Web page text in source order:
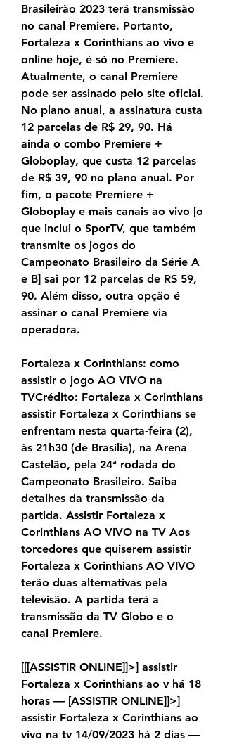
Brasileirão 2023 terá transmissão
no canal Premiere. Portanto,
Fortaleza x Corinthians ao vivo e
online hoje, é só no Premiere.
Atualmente, o canal Premiere
pode ser assinado pelo site oficial.
No plano anual, a assinatura custa
12 parcelas de R$ 29, 90. Há
ainda o combo Premiere +
Globoplay, que custa 12 parcelas
de R$ 39, 90 no plano anual. Por
fim, o pacote Premiere +
Globoplay e mais canais ao vivo [o
que inclui o SporTV, que também
transmite os jogos do
Campeonato Brasileiro da Série A
e B] sai por 12 parcelas de R$ 59,
90. Além disso, outra opção é
assinar o canal Premiere via
operadora.
Fortaleza x Corinthians: como
assistir o jogo AO VIVO na
TVCrédito: Fortaleza x Corinthians
assistir Fortaleza x Corinthians se
enfrentam nesta quarta-feira (2),
às 21h30 (de Brasília), na Arena
Castelão, pela 24ª rodada do
Campeonato Brasileiro. Saiba
detalhes da transmissão da
partida. Assistir Fortaleza x
Corinthians AO VIVO na TV Aos
torcedores que quiserem assistir
Fortaleza x Corinthians AO VIVO
terão duas alternativas pela
televisão. A partida terá a
transmissão da TV Globo e o
canal Premiere.
[[[ASSISTIR ONLINE]]>] assistir
Fortaleza x Corinthians ao v há 18
horas — [ASSISTIR ONLINE]]>]
assistir Fortaleza x Corinthians ao
vivo na tv 14/09/2023 há 2 dias —